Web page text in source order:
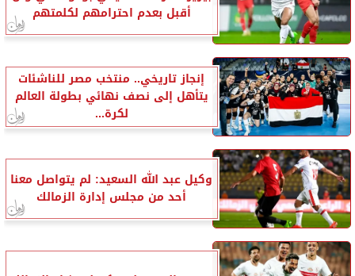
أقبل بعدم احترامهم لكلمتهم
إنجاز تاريخي.. منتخب مصر للناشئات
يتأهل إلى نصف نهائي بطولة العالم
لكرة...
وكيل عبد الله السعيد: لم يتواصل معنا
أحد من مجلس إدارة الزمالك